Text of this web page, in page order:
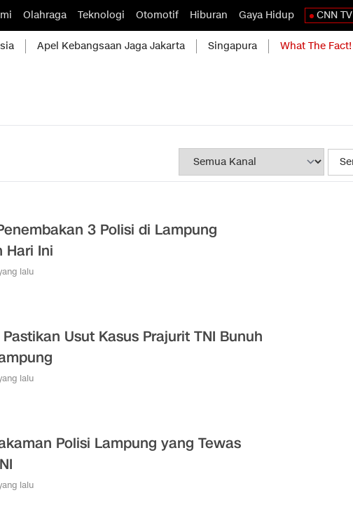
Olahraga Teknologi Otomotif Hiburan Gaya Hidup CNN TV
Apel Kebangsaan Jaga Jakarta Singapura What The Fact!
3 Polisi di Lampung
Hari Ini
lalu
Usut Kasus Prajurit TNI Bunuh
lalu
Polisi Lampung yang Tewas
lalu